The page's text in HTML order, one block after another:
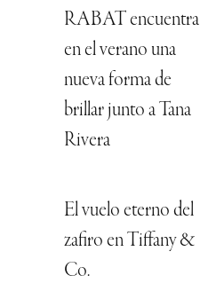
RABAT encuentra
en el verano una
nueva forma de
brillar junto a Tana
Rivera
El vuelo eterno del
zafiro en Tiffany &
Co.